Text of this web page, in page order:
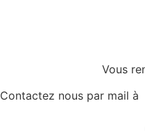
Vous
Contactez nous par mail à